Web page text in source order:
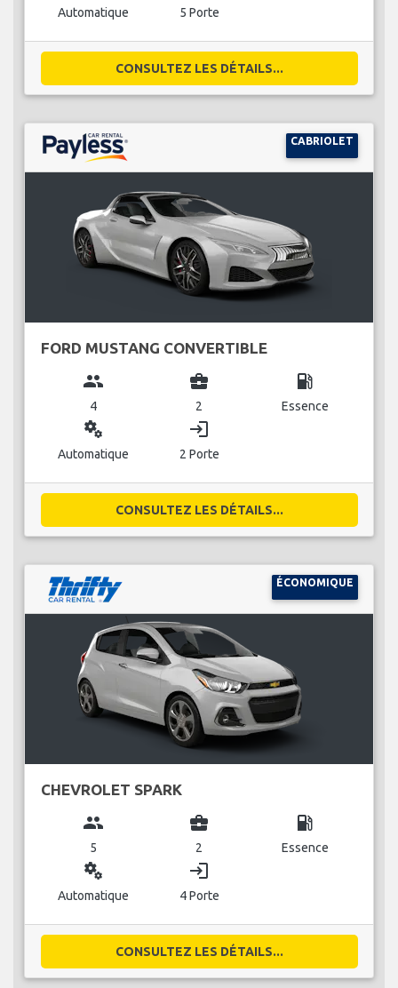
Automatique 5 Porte
CONSULTEZ LES DÉTAILS...
CABRIOLET
FORD MUSTANG CONVERTIBLE
group
4
business_center
2
local_gas_station
Essence
miscellaneous_services
Automatique
login
2 Porte
CONSULTEZ LES DÉTAILS...
ÉCONOMIQUE
CHEVROLET SPARK
group
5
business_center
2
local_gas_station
Essence
miscellaneous_services
Automatique
login
4 Porte
CONSULTEZ LES DÉTAILS...